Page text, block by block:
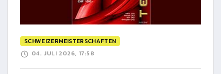
SCHWEIZERMEISTERSCHAFTEN
04. JULI 2026, 17:58